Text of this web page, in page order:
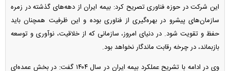
این شرکت در حوزه فناوری تصریح کرد: بیمه ایران از دهه‌های گذشته در زمره
سازمان‌های پیشرو در بهره‌گیری از فناوری بوده و این ظرفیت همچنان باید
حفظ و تقویت شود. در دنیای امروز، سازمانی که از خلاقیت، نوآوری و توسعه
بازبماند، در چرخه رقابت ماندگار نخواهد بود.
وی در ادامه با تشریح عملکرد بیمه ایران در سال ۱۴۰۴ گفت: در بخش عمده‌ای